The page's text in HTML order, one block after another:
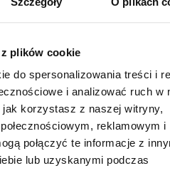
plików cookie
do spersonalizowania treści i
i analizować ruch w
korzystasz z naszej witryny,
reklamowym i
połączyć te informacje z
lub uzyskanymi podczas
figowej na
składniki aktywne
i działać na
przez okolice
brodę. Wystarczy
na skórę twarzy,
delikatnie
Olej z opuncji